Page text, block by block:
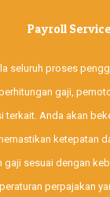
Payroll Service
seluruh proses
gaji,
terkait. Anda akan
ketepatan
gaji sesuai dengan
perpajakan